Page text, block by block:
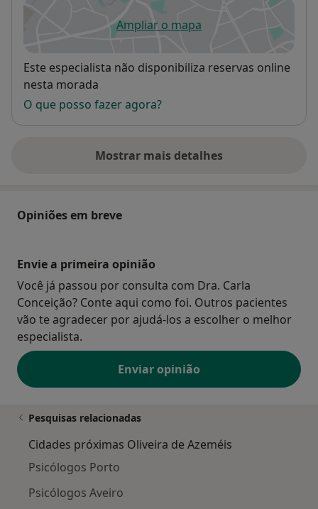
Ampliar o mapaabre num novo separador
Disponibilidade
Este especialista não disponibiliza reservas online
nesta morada
O que posso fazer agora?
Mostrar mais detalhes
sobre o endereço
Opiniões em breve
Envie a primeira opinião
Você já passou por consulta com Dra. Carla
Conceição? Conte aqui como foi. Outros pacientes
vão te agradecer por ajudá-los a escolher o melhor
especialista.
Enviar opinião
Pesquisas relacionadas
Cidades próximas Oliveira de Azeméis
Psicólogos Porto
Psicólogos Aveiro